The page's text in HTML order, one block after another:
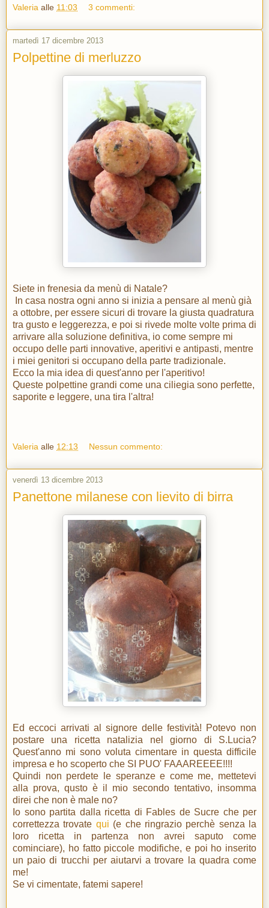
Valeria alle 11:03 3 commenti:
martedì 17 dicembre 2013
Polpettine di merluzzo
Siete in frenesia da menù di Natale?
In casa nostra ogni anno si inizia a pensare al menù già
a ottobre, per essere sicuri di trovare la giusta quadratura
tra gusto e leggerezza, e poi si rivede molte volte prima di
arrivare alla soluzione definitiva, io come sempre mi
occupo delle parti innovative, aperitivi e antipasti, mentre
i miei genitori si occupano della parte tradizionale.
Ecco la mia idea di quest'anno per l'aperitivo!
Queste polpettine grandi come una ciliegia sono perfette,
saporite e leggere, una tira l'altra!
Valeria alle 12:13 Nessun commento:
venerdì 13 dicembre 2013
Panettone milanese con lievito di birra
Ed eccoci arrivati al signore delle festività! Potevo non
postare una ricetta natalizia nel giorno di S.Lucia?
Quest'anno mi sono voluta cimentare in questa difficile
impresa e ho scoperto che SI PUO' FAAAREEEE!!!!
Quindi non perdete le speranze e come me, mettetevi
alla prova, qusto è il mio secondo tentativo, insomma
direi che non è male no?
Io sono partita dalla ricetta di Fables de Sucre che per
correttezza trovate qui (e che ringrazio perchè senza la
loro ricetta in partenza non avrei saputo come
cominciare), ho fatto piccole modifiche, e poi ho inserito
un paio di trucchi per aiutarvi a trovare la quadra come
me!
Se vi cimentate, fatemi sapere!